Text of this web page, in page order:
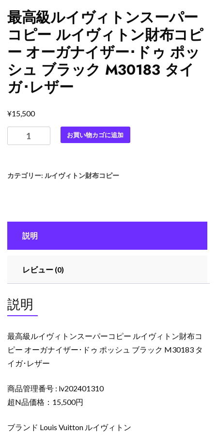
最高級ルイヴィトンスーパー
コピー ルイヴィトン財布コピ
ー オーガナイザー･ドゥ ポッ
シュ ブラック M30183 タイ
ガ･レザー
¥15,500
高
イ
ン
ー
コ
ー
ル
ヴ
ィ
ト
財
布
ピ
お買い物カゴに追加
カテゴリー: ルイヴィトン財布コピー
説明
レビュー (0)
説明
最高級ルイヴィトンスーパーコピー ルイヴィトン財布コ
ピー オーガナイザー･ドゥ ポッシュ ブラック M30183 タ
イガ･レザー
商品管理番号 : lv202401310
超N品価格：15,500円
ブランド Louis Vuitton ルイヴィトン